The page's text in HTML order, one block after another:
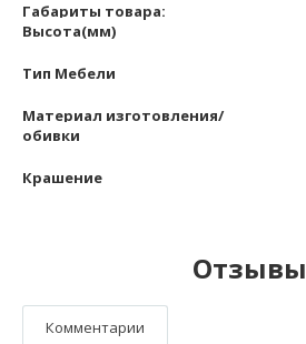
Габариты товара:
Высота(мм)
Тип Мебели
Материал изготовления/
обивки
Крашение
Отзывы
Комментарии